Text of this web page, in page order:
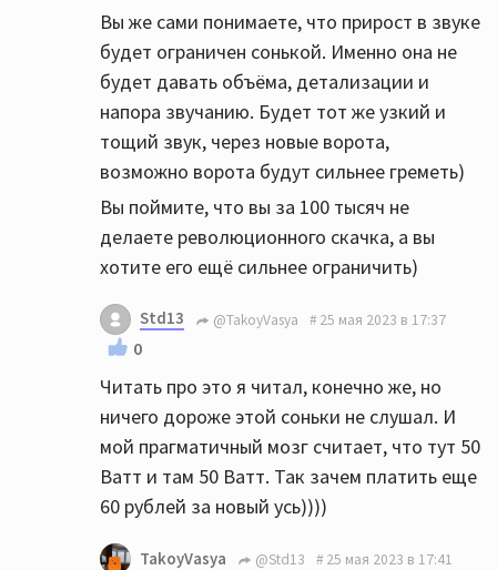
Вы же сами понимаете, что прирост в звуке
будет ограничен сонькой. Именно она не
будет давать объёма, детализации и
напора звучанию. Будет тот же узкий и
тощий звук, через новые ворота,
возможно ворота будут сильнее греметь)
Вы поймите, что вы за 100 тысяч не
делаете революционного скачка, а вы
хотите его ещё сильнее ограничить)
Std13 @TakoyVasya 25 мая 2023 в 17:37
0
Читать про это я читал, конечно же, но
ничего дороже этой соньки не слушал. И
мой прагматичный мозг считает, что тут 50
Ватт и там 50 Ватт. Так зачем платить еще
60 рублей за новый усь))))
TakoyVasya @Std13 25 мая 2023 в 17:41